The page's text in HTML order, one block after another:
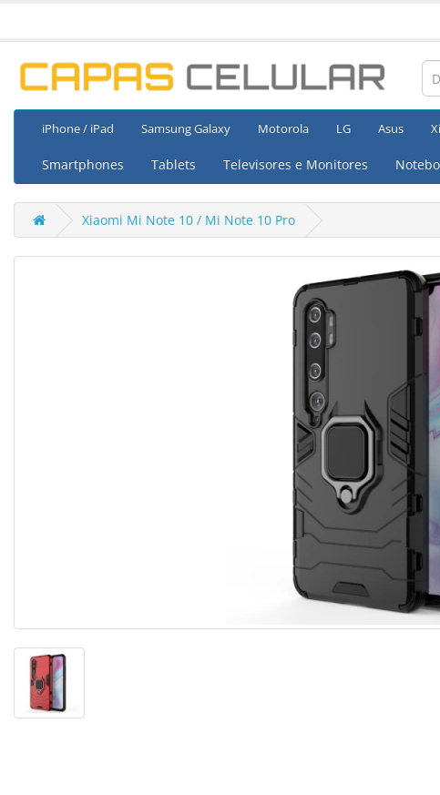
iPhone / iPad Samsung Galaxy Motorola LG Asus
Smartphones Tablets Televisores e Monitores
Xiaomi Mi Note 10 / Mi Note 10 Pro